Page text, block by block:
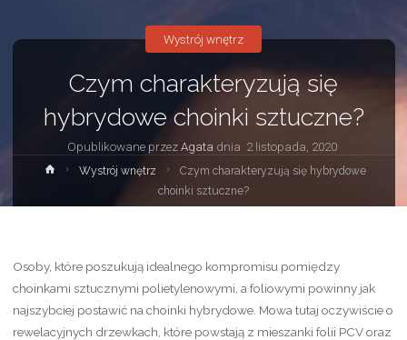
Czym charakteryzują się
hybrydowe choinki sztuczne?
Opublikowane przez Agata dnia 2 listopada, 2020
Wystrój wnętrz
StronaWystrój wnętrz
Czym charakteryzują się hybrydowe
choinki sztuczne?
Osoby, które poszukują idealnego kompromisu pomiędzy
choinkami sztucznymi polietylenowymi, a foliowymi powinny jak
najszybciej postawić na choinki hybrydowe. Mowa tutaj oczywiście o
rewelacyjnych drzewkach, które powstają z mieszanki folii PCV oraz